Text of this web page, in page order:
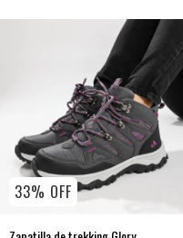
33% OFF